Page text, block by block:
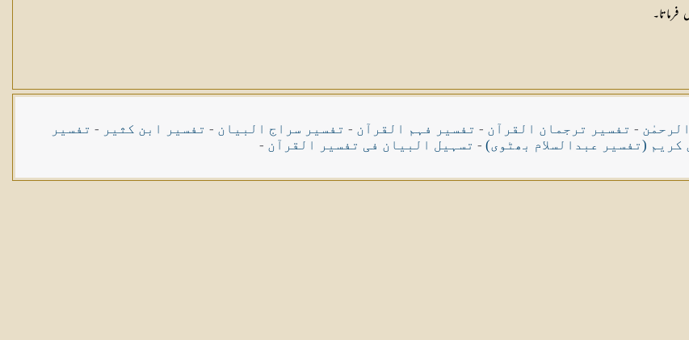
- تفسیر ترجمان القرآن - تفسیر فہم القرآن - تفسیر سراج البیان - تفسیر ابن کثیر - تفسیر
کریم (تفسیر عبدالسلام بھٹوی) - تسہیل البیان فی تفسیر القرآن -